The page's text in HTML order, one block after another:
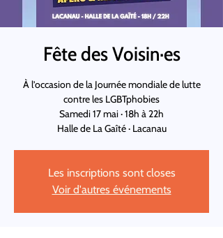
Fête des Voisin·es
À l’occasion de la Journée mondiale de lutte
contre les LGBTphobies
Samedi 17 mai · 18h à 22h
Halle de La Gaîté · Lacanau
Les inscriptions sont closes
Voir d'autres événements